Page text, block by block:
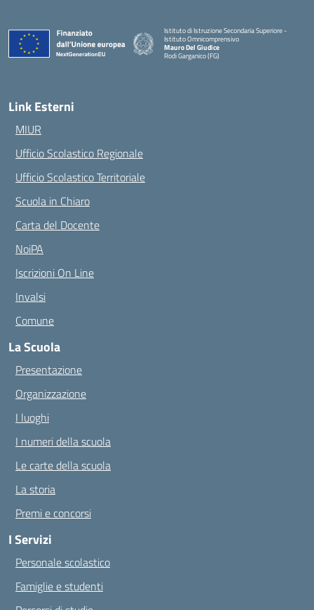
Istituto di Istruzione Secondaria Superiore -
Istituto Omnicomprensivo
Mauro Del Giudice
Rodi Garganico (FG)
— Visita la pagina iniziale della scuola
Link Esterni
MIUR
Ufficio Scolastico Regionale
Ufficio Scolastico Territoriale
Scuola in Chiaro
Carta del Docente
NoiPA
Iscrizioni On Line
Invalsi
Comune
La Scuola
Presentazione
Organizzazione
I luoghi
I numeri della scuola
Le carte della scuola
La storia
Premi e concorsi
I Servizi
Personale scolastico
Famiglie e studenti